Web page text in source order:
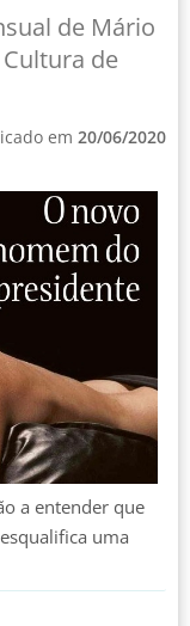
de Mário
de
em 20/06/2020
a entender que
uma